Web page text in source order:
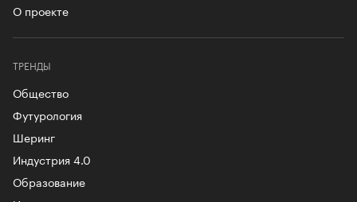
О проекте
ТРЕНДЫ
Общество
Футурология
Шеринг
Индустрия 4.0
Образование